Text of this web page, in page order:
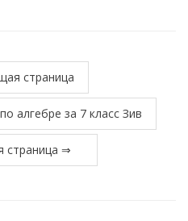
страница
алгебре за 7 класс Зив
страница ⇒